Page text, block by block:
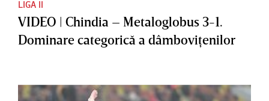
LIGA II
VIDEO | Chindia – Metaloglobus 3-1.
Dominare categorică a dâmboviţenilor